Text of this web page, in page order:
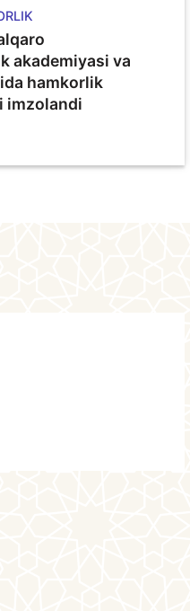
akademiyasi va
hamkorlik
imzolandi